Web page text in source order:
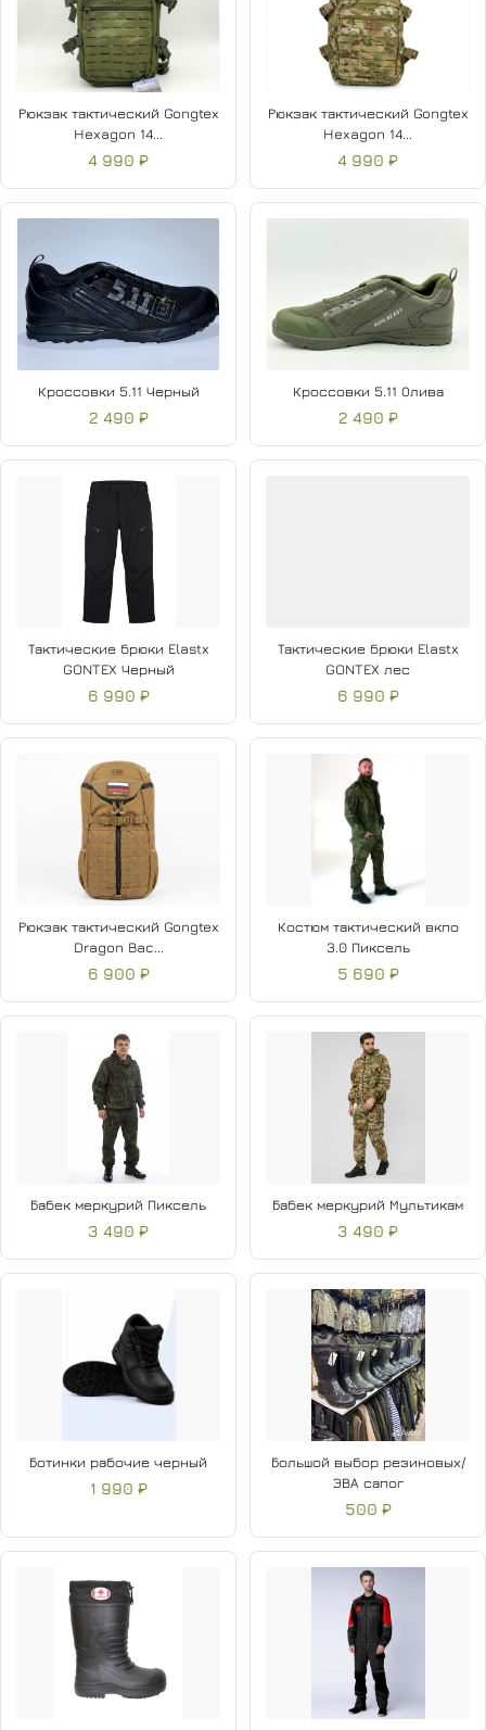
Рюкзак тактический Gongtex
Hexagon 14...
4 990 ₽
Рюкзак тактический Gongtex
Hexagon 14...
4 990 ₽
Кроссовки 5.11 Черный
2 490 ₽
Кроссовки 5.11 Олива
2 490 ₽
Тактические брюки Elastx
GONTEX Черный
6 990 ₽
Тактические брюки Elastx
GONTEX лес
6 990 ₽
Рюкзак тактический Gongtex
Dragon Bac...
6 900 ₽
Костюм тактический вкпо
3.0 Пиксель
5 690 ₽
Бабек меркурий Пиксель
3 490 ₽
Бабек меркурий Мультикам
3 490 ₽
Ботинки рабочие черный
1 990 ₽
Большой выбор резиновых/
ЭВА сапог
500 ₽